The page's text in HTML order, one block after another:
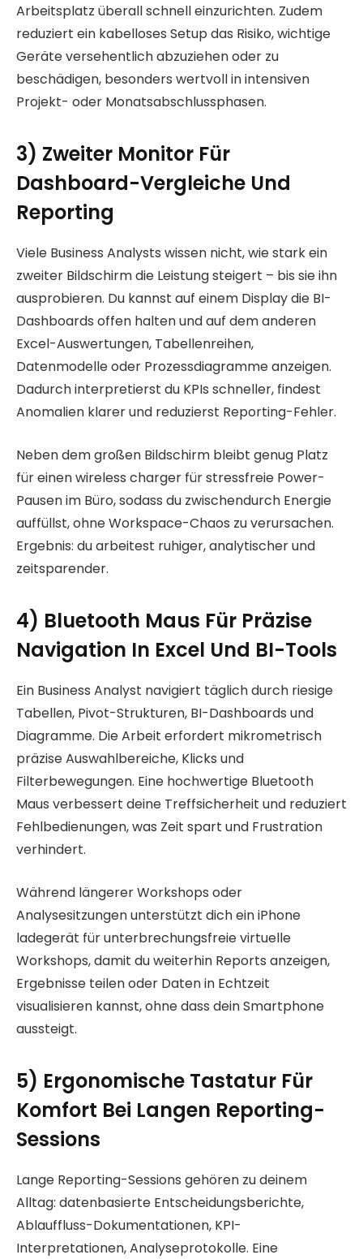
Arbeitsplatz überall schnell einzurichten. Zudem
reduziert ein kabelloses Setup das Risiko, wichtige
Geräte versehentlich abzuziehen oder zu
beschädigen, besonders wertvoll in intensiven
Projekt- oder Monatsabschlussphasen.
3) Zweiter Monitor Für
Dashboard-Vergleiche Und
Reporting
Viele Business Analysts wissen nicht, wie stark ein
zweiter Bildschirm die Leistung steigert – bis sie ihn
ausprobieren. Du kannst auf einem Display die BI-
Dashboards offen halten und auf dem anderen
Excel-Auswertungen, Tabellenreihen,
Datenmodelle oder Prozessdiagramme anzeigen.
Dadurch interpretierst du KPIs schneller, findest
Anomalien klarer und reduzierst Reporting-Fehler.
Neben dem großen Bildschirm bleibt genug Platz
für einen wireless charger für stressfreie Power-
Pausen im Büro, sodass du zwischendurch Energie
auffüllst, ohne Workspace-Chaos zu verursachen.
Ergebnis: du arbeitest ruhiger, analytischer und
zeitsparender.
4) Bluetooth Maus Für Präzise
Navigation In Excel Und BI-Tools
Ein Business Analyst navigiert täglich durch riesige
Tabellen, Pivot-Strukturen, BI-Dashboards und
Diagramme. Die Arbeit erfordert mikrometrisch
präzise Auswahlbereiche, Klicks und
Filterbewegungen. Eine hochwertige Bluetooth
Maus verbessert deine Treffsicherheit und reduziert
Fehlbedienungen, was Zeit spart und Frustration
verhindert.
Während längerer Workshops oder
Analysesitzungen unterstützt dich ein iPhone
ladegerät für unterbrechungsfreie virtuelle
Workshops, damit du weiterhin Reports anzeigen,
Ergebnisse teilen oder Daten in Echtzeit
visualisieren kannst, ohne dass dein Smartphone
aussteigt.
5) Ergonomische Tastatur Für
Komfort Bei Langen Reporting-
Sessions
Lange Reporting-Sessions gehören zu deinem
Alltag: datenbasierte Entscheidungsberichte,
Ablauffluss-Dokumentationen, KPI-
Interpretationen, Analyseprotokolle. Eine